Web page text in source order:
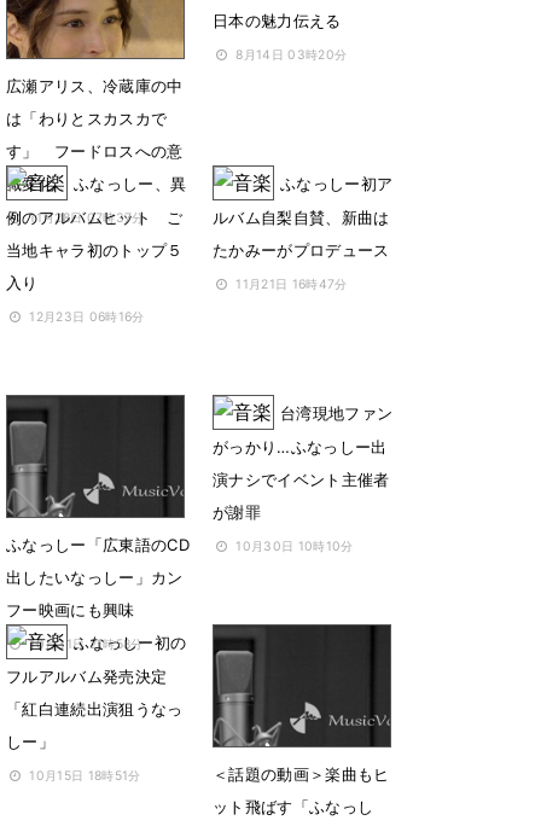
広瀬アリス、冷蔵庫の中
は「わりとスカスカで
す」 フードロスへの意
識変化
11月28日 07時37分
日本の魅力伝える
8月14日 03時20分
ふなっしー、異
例のアルバムヒット ご
当地キャラ初のトップ５
入り
12月23日 06時16分
ふなっしー初ア
ルバム自梨自賛、新曲は
たかみーがプロデュース
11月21日 16時47分
ふなっしー「広東語のCD
出したいなっしー」カン
フー映画にも興味
10月31日 21時58分
台湾現地ファン
がっかり…ふなっしー出
演ナシでイベント主催者
が謝罪
10月30日 10時10分
ふなっしー初の
フルアルバム発売決定
「紅白連続出演狙うなっ
しー」
10月15日 18時51分
＜話題の動画＞楽曲もヒ
ット飛ばす「ふなっし